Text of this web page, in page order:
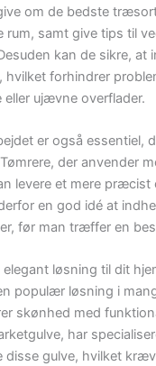
om de bedste
rum, samt give tips til
kan de sikre, at
hvilket forhindrer
eller ujævne overflader.
er også essentiel,
der anvender
levere et mere præcist
en god idé at
før man træffer en
elegant løsning til dit
populær løsning i
skønhed med
har
disse gulve, hvilket